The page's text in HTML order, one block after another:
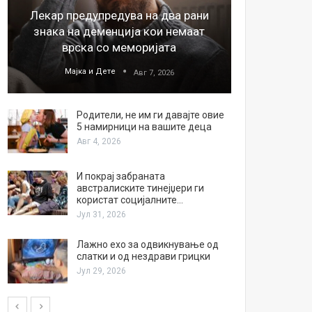
Лекар предупредува на два рани
знака на деменција кои немаат
врска со меморијата
Мајка и Дете Авг 7, 2026
Родители, не им ги давајте овие
5 намирници на вашите деца
Авг 4, 2026
И покрај забраната
австралиските тинејџери ги
користат социјалните…
Јул 31, 2026
Лажно ехо за одвикнување од
слатки и од нездрави грицки
Јул 29, 2026